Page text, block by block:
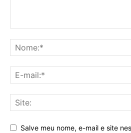
Salve meu nome, e-mail e site